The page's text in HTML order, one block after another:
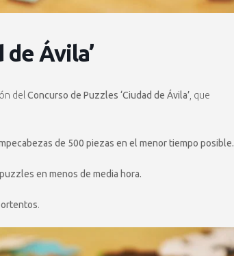
de Ávila’
del Concurso de Puzzles ‘Ciudad de Ávila’ , que
de 500 piezas en el menor tiempo posible.
en menos de media hora.
.